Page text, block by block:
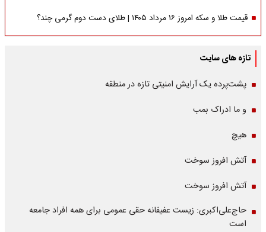
قیمت طلا و سکه امروز ۱۶ مرداد ۱۴۰۵ | طلای دست دوم گرمی چند؟
تازه های سایت
پشت‌پرده یک آرایش امنیتی تازه در منطقه
و ما ادراک بمب
هیچ
آتش افروز سوخت
آتش افروز سوخت
حاج‌علی‌اکبری: زیست عفیفانه حقی عمومی برای همه افراد جامعه
است